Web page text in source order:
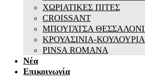
ΧΩΡΙΑΤΙΚΕΣ ΠΙΤΕΣ
CROISSANT
ΜΠΟΥΓΑΤΣΑ
ΚΡΟΥΑΣΙΝΙΑ-
PINSA ROMANA
Νέα
Επικοινωνία